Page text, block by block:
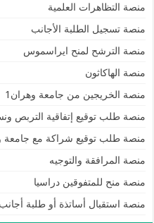
منصة التظاهرات العلمية
منصة تسجيل الطلبة الأجانب
منصة الترشح لمنح ايراسموس
منصة الهاكاثون
منصة الخريجين من جامعة وهران1
منصة طلب توقيع إتفاقية التربص
منصة طلب توقيع شراكة مع جامعة
منصة المرافقة والتوجيه
منصة منح للمتفوقين دراسيا
منصة استقبال أساتذة أو طلبة أجانب